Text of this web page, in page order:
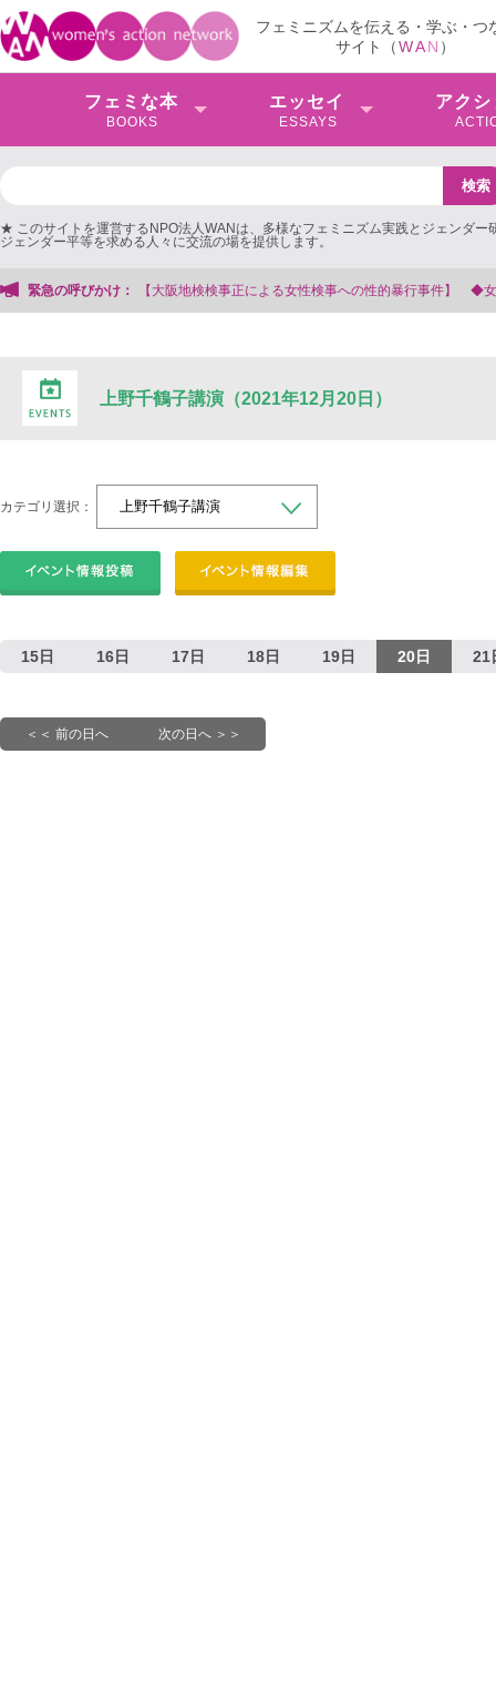
フェミニズムを伝える・学ぶ・つ
サイト（WAN ）
フェミな本
BOOKS
エッセイ
ESSAYS
アクシ
★ このサイトを運営するNPO法人WANは、多様なフェミニズム実践とジェンダー
ジェンダー平等を求める人々に交流の場を提供します。
緊急の呼びかけ：
大阪地検検事正による女性検事への性的暴行事件】 ◆女性検事を支援する会事
上野千鶴子講演（2021年12月20日）
カテゴリ選択：
15日 16日 17日 18日 19日 20日 21
＜＜ 前の日へ 次の日へ ＞＞